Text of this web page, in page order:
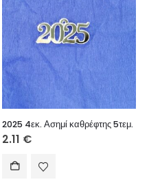
2025 4εκ. Ασημί καθρέφτης 5τεμ.
2.11 €